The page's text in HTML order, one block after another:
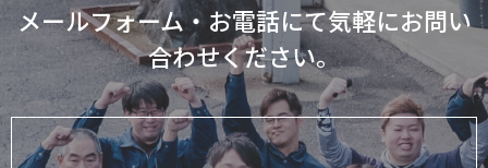
メールフォーム・お電話にて気軽にお問い
合わせください。